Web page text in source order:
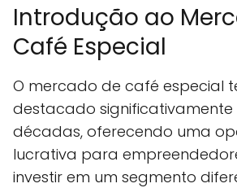
Introdução ao
Café Especial
O mercado de café especial
destacado significativamente
décadas, oferecendo uma
lucrativa para
investir em um segmento